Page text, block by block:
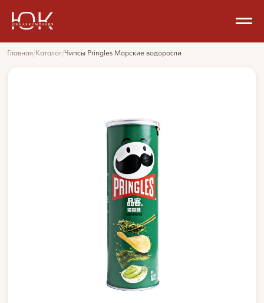
Главная/Каталог/Чипсы Pringles Морские водоросли